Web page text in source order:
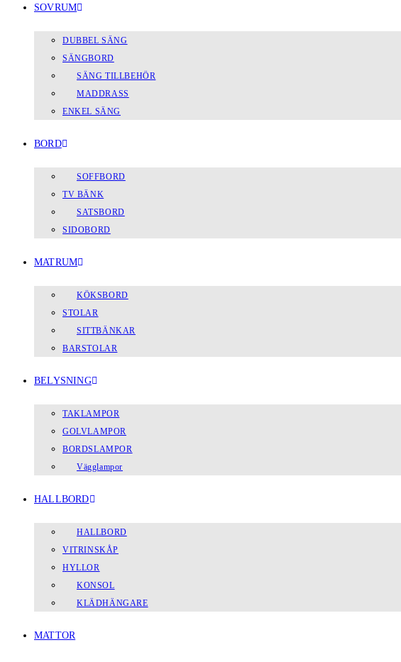
SOVRUM
DUBBEL SÄNG
SÄNGBORD
SÄNG TILLBEHÖR
MADDRASS
ENKEL SÄNG
BORD
SOFFBORD
TV BÄNK
SATSBORD
SIDOBORD
MATRUM
KÖKSBORD
STOLAR
SITTBÄNKAR
BARSTOLAR
BELYSNING
TAKLAMPOR
GOLVLAMPOR
BORDSLAMPOR
Vägglampor
HALLBORD
HALLBORD
VITRINSKÅP
HYLLOR
KONSOL
KLÄDHÄNGARE
MATTOR